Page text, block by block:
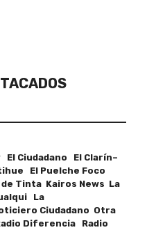
Ciudadano El Clarín–
El Puelche Foco
Tinta Kairos News La
La
Ciudadano Otra
Diferencia Radio